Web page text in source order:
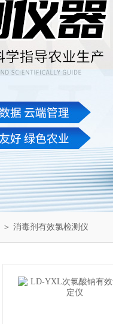
＞ 消毒剂有效氯检测仪